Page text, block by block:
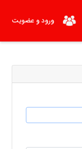
ورود و عضویت